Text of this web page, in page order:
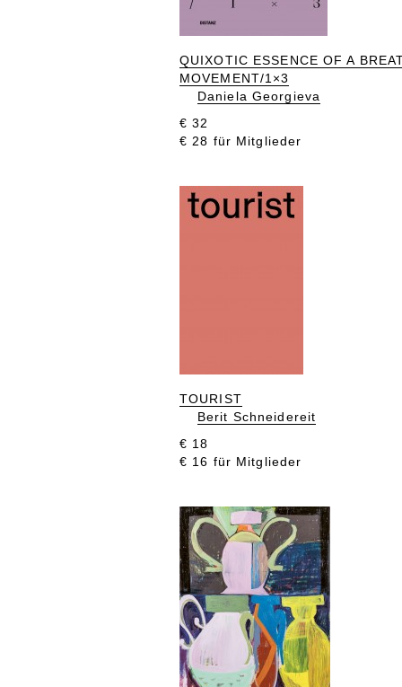
QUIXOTIC ESSENCE OF A
MOVEMENT/1×3
Daniela Georgieva
€ 32
€ 28 für Mitglieder
TOURIST
Berit Schneidereit
€ 18
€ 16 für Mitglieder